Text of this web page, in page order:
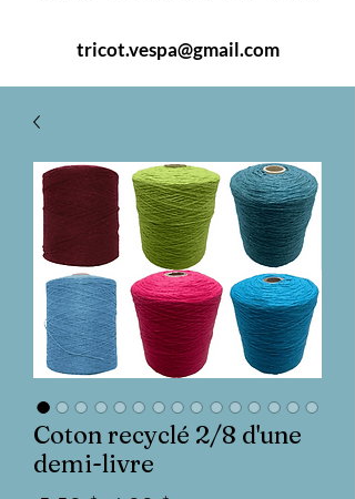
tricot.vespa@gmail.com
Coton recyclé 2/8 d'une
demi-livre